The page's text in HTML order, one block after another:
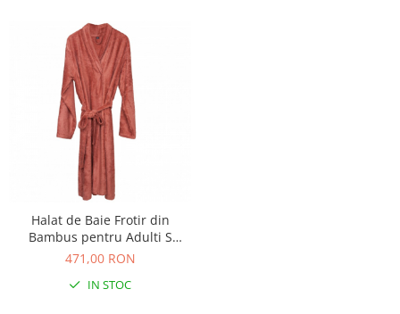
Sac de dormit tineret
Saltele de infasat
Halat de Baie Frotir din
Bambus pentru Adulti S
Apricot Blush - Timboo
471,00 RON
IN STOC